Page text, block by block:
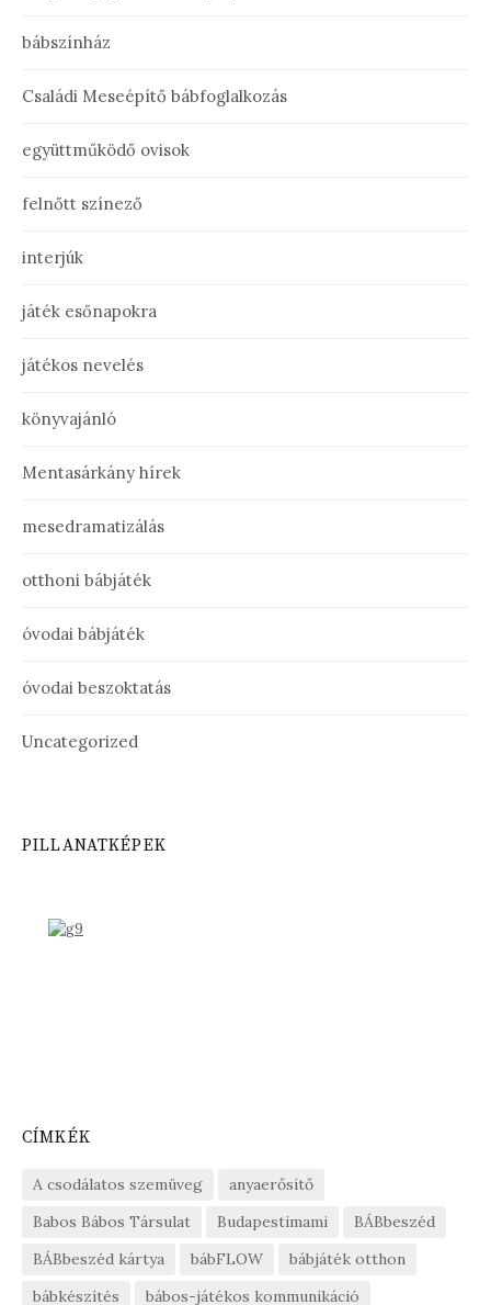
bábszínház
Családi Meseépítő bábfoglalkozás
együttműködő ovisok
felnőtt színező
interjúk
játék esőnapokra
játékos nevelés
könyvajánló
Mentasárkány hírek
mesedramatizálás
otthoni bábjáték
óvodai bábjáték
óvodai beszoktatás
Uncategorized
PILLANATKÉPEK
CÍMKÉK
A csodálatos szemüveg
anyaerősítő
Babos Bábos Társulat
Budapestimami
BÁBbeszéd
BÁBbeszéd kártya
bábFLOW
bábjáték otthon
bábkészítés
bábos-játékos kommunikáció